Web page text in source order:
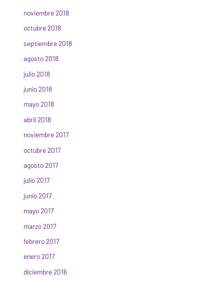
noviembre 2018
octubre 2018
septiembre 2018
agosto 2018
julio 2018
junio 2018
mayo 2018
abril 2018
noviembre 2017
octubre 2017
agosto 2017
julio 2017
junio 2017
mayo 2017
marzo 2017
febrero 2017
enero 2017
diciembre 2016